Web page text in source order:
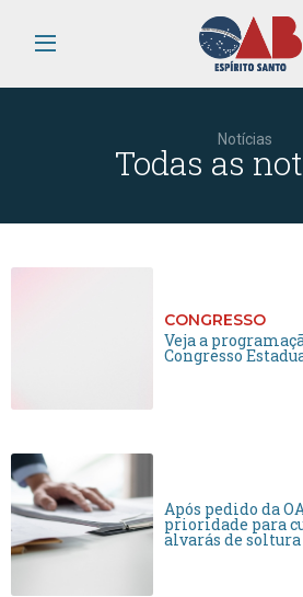
Notícias
Todas as
CONGRESSO
Veja a
Congresso
Após pedido da
prioridade para
alvarás de soltura